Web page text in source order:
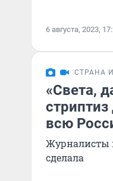
6 августа, 2023,
СТРАНА
«Света,
всю
Журналисты
сделала